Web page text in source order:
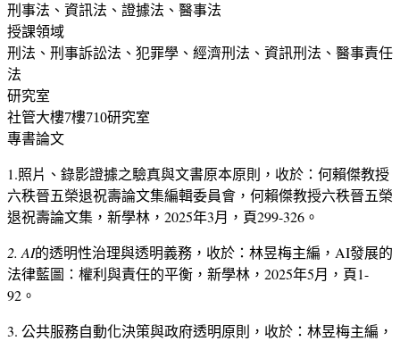
刑事法、資訊法、證據法、醫事法
授課領域
刑法、刑事訴訟法、犯罪學、經濟刑法、資訊刑法、醫事責任
法
研究室
社管大樓7樓710研究室
專書論文
1.照片、錄影證據之驗真與文書原本原則，收於：何賴傑教授
六秩晉五榮退祝壽論文集編輯委員會，何賴傑教授六秩晉五榮
退祝壽論文集，新學林， 2025年3月，頁299-326 。
2. AI的透明性治理與透明義務，收於：林昱梅主編， AI發展的
法律藍圖：權利與責任的平衡，新學林， 2025年5月，頁1-
92 。
3. 公共服務自動化決策與政府透明原則，收於：林昱梅主編，